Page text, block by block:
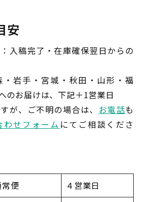
安
入稿完了・在庫確保翌日からの
岩手・宮城・秋田・山形・福
のお届けは、下記＋1営業日
が、ご不明の場合は、 お電話も
わせフォーム にてご相談くださ
便
４営業日